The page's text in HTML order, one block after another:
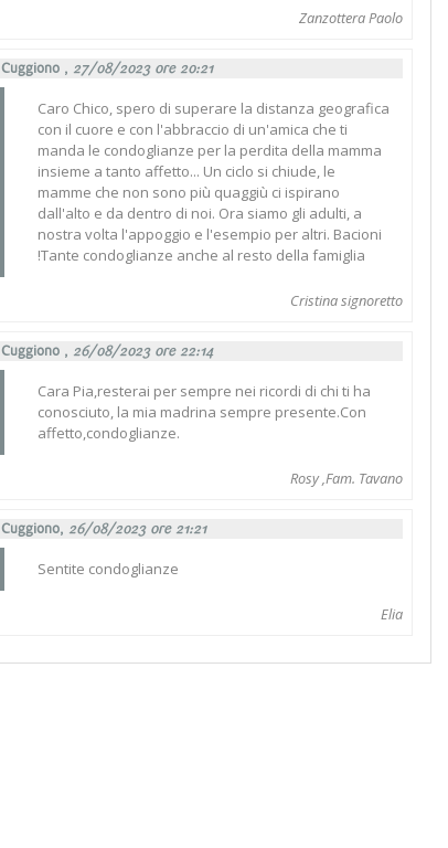
Zanzottera Paolo
Cuggiono , 27/08/2023 ore 20:21
Caro Chico, spero di superare la distanza geografica
con il cuore e con l'abbraccio di un'amica che ti
manda le condoglianze per la perdita della mamma
insieme a tanto affetto... Un ciclo si chiude, le
mamme che non sono più quaggiù ci ispirano
dall'alto e da dentro di noi. Ora siamo gli adulti, a
nostra volta l'appoggio e l'esempio per altri. Bacioni
!Tante condoglianze anche al resto della famiglia
Cristina signoretto
Cuggiono , 26/08/2023 ore 22:14
Cara Pia,resterai per sempre nei ricordi di chi ti ha
conosciuto, la mia madrina sempre presente.Con
affetto,condoglianze.
Rosy ,Fam. Tavano
Cuggiono, 26/08/2023 ore 21:21
Sentite condoglianze
Elia